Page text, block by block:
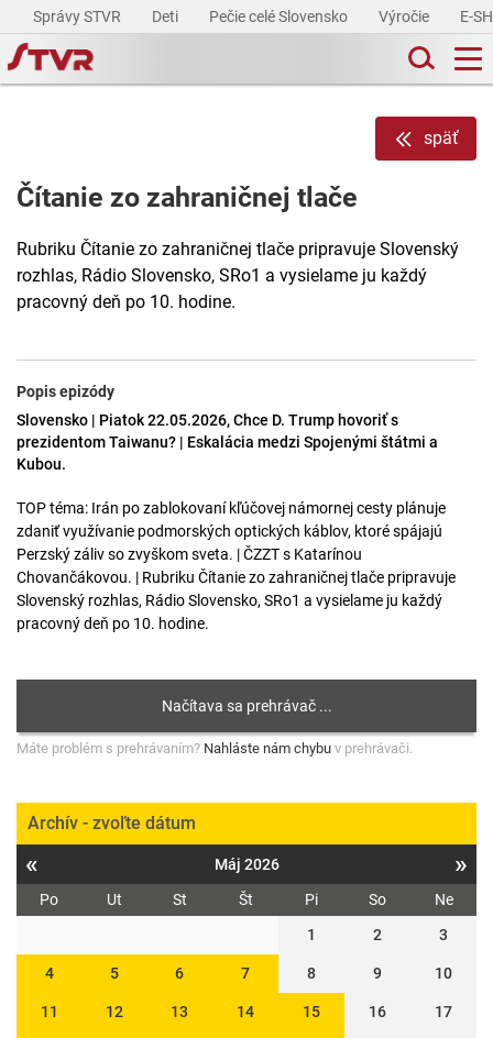
Správy STVR Deti Pečie celé Slovensko Výročie E-
späť
Čítanie zo zahraničnej tlače
Rubriku Čítanie zo zahraničnej tlače pripravuje Slovenský
rozhlas, Rádio Slovensko, SRo1 a vysielame ju každý
pracovný deň po 10. hodine.
Popis epizódy
Slovensko | Piatok 22.05.2026, Chce D. Trump hovoriť s
prezidentom Taiwanu? | Eskalácia medzi Spojenými štátmi a
Kubou.
TOP téma: Irán po zablokovaní kľúčovej námornej cesty plánuje
zdaniť využívanie podmorských optických káblov, ktoré spájajú
Perzský záliv so zvyškom sveta. | ČZZT s Katarínou
Chovančákovou. | Rubriku Čítanie zo zahraničnej tlače pripravuje
Slovenský rozhlas, Rádio Slovensko, SRo1 a vysielame ju každý
pracovný deň po 10. hodine.
Máte problém s prehrávaním? Nahláste nám chybu v prehrávači.
Archív - zvoľte dátum
« Máj 2026 »
Po Ut St Št Pi So
Ne
1
2 3
4 5 6 7 8 9 10
11 12 13 14 15 16 17